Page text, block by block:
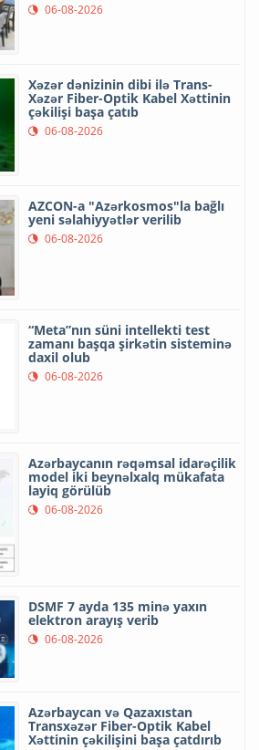
06-08-2026
Xəzər dənizinin dibi ilə Trans-
Xəzər Fiber-Optik Kabel Xəttinin
çəkilişi başa çatıb
06-08-2026
AZCON-a "Azərkosmos"la bağlı
yeni səlahiyyətlər verilib
06-08-2026
“Meta”nın süni intellekti test
zamanı başqa şirkətin sisteminə
daxil olub
06-08-2026
Azərbaycanın rəqəmsal idarəçilik
model iki beynəlxalq mükafata
layiq görülüb
06-08-2026
DSMF 7 ayda 135 minə yaxın
elektron arayış verib
06-08-2026
Azərbaycan və Qazaxıstan
Transxəzər Fiber-Optik Kabel
Xəttinin çəkilişini başa çatdırıb